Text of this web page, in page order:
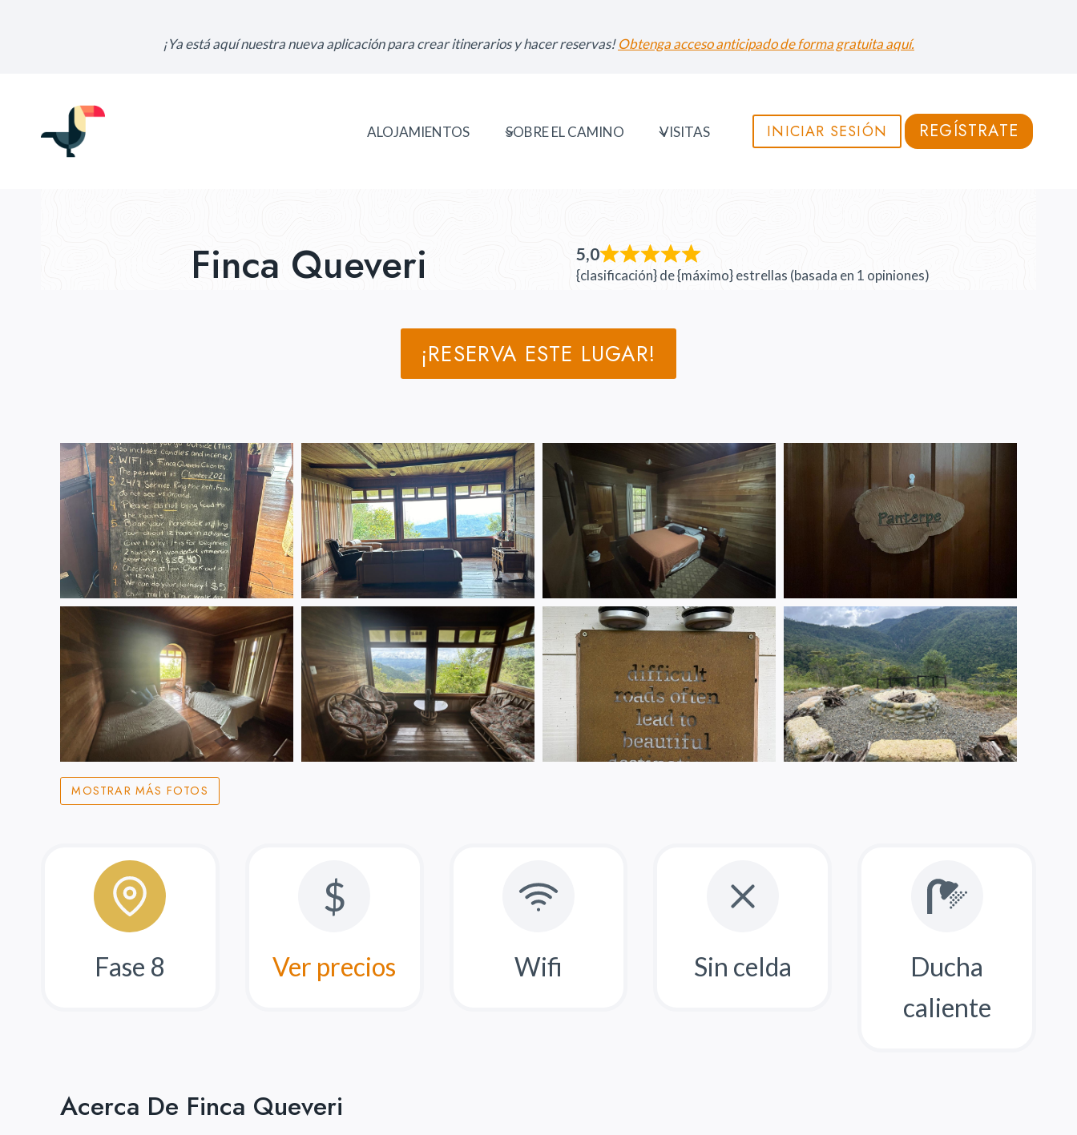
¡Ya está aquí nuestra nueva aplicación para crear itinerarios y hacer reservas!Obtenga acceso anticipado de forma gratuita aquí.
ALOJAMIENTOS SOBRE EL CAMINO VISITAS INICIAR SESIÓN REGÍSTRATE
Finca Queveri 5,0
{clasificación} de {máximo} estrellas (basada en 1 opiniones)
¡RESERVA ESTE LUGAR!
Content is collapsed. Activate the Mostrar más fotos button to reveal the full content.
MOSTRAR MÁS FOTOS
Fase 8
$
Ver precios Wifi Sin celda
Ducha
caliente
Acerca De Finca Queveri